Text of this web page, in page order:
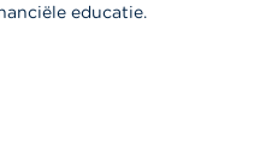
educatie.